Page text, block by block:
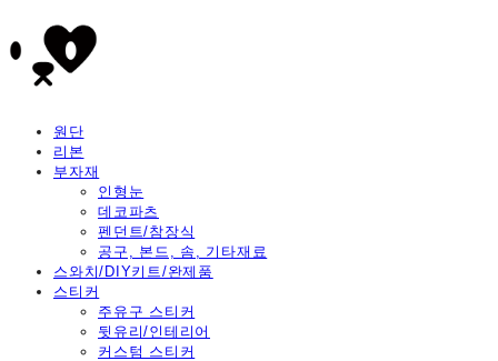
원단
리본
부자재
인형눈
데코파츠
펜던트/참장식
공구, 본드, 솜, 기타재료
스와치/DIY키트/완제품
스티커
주유구 스티커
뒷유리/인테리어
커스텀 스티커